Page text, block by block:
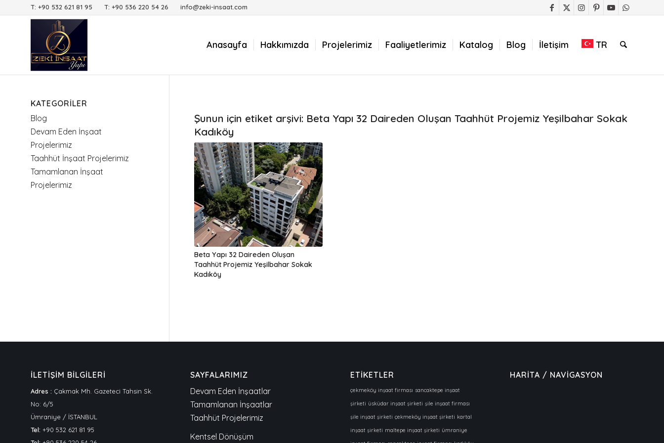
T: +90 532 621 81 95 T: +90 536 220 54 26 info@zeki-insaat.com
Anasayfa Hakkımızda Projelerimiz Faaliyetlerimiz Katalog Blog İletişim TR
Şunun için etiket arşivi: Beta Yapı 32 Daireden Oluşan Taahhüt Projemiz Yeşilbahar Sokak
Kadıköy
Beta Yapı 32 Daireden Oluşan
Taahhüt Projemiz Yeşilbahar Sokak
Kadıköy
KATEGORILER
Blog
Devam Eden İnşaat
Projelerimiz
Taahhüt İnşaat Projelerimiz
Tamamlanan İnşaat
Projelerimiz
İLETİŞİM BİLGİLERİ
Adres : Çakmak Mh. Gazeteci Tahsin Sk.
No: 6/5
Ümraniye / İSTANBUL
Tel: +90 532 621 81 95
SAYFALARIMIZ
Devam Eden İnşaatlar
Tamamlanan İnşaatlar
Taahhüt Projelerimiz
Kentsel Dönüşüm
ETİKETLER
çekmeköy inşaat firması sancaktepe inşaat
şirketi üsküdar inşaat şirketi şile inşaat firması
şile inşaat şirketi çekmeköy inşaat şirketi kartal
inşaat şirketi maltepe inşaat şirketi ümraniye
HARİTA / NAVİGASYON